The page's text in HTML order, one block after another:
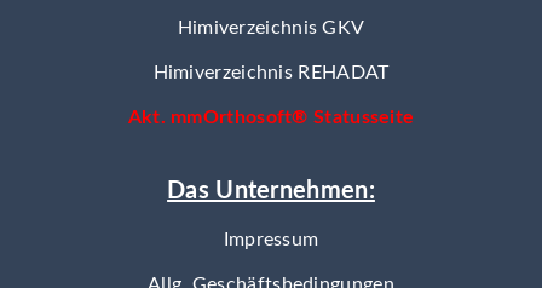
Himiverzeichnis GKV
Himiverzeichnis REHADAT
Akt. mmOrthosoft® Statusseite
Das Unternehmen:
Impressum